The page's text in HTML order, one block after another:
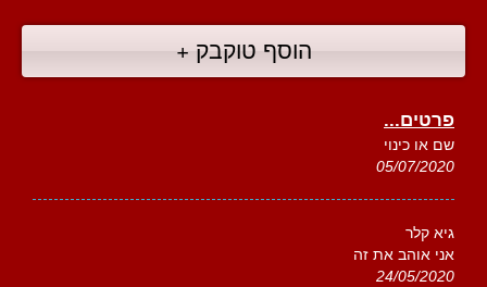
הוסף טוקבק +
פרטים...
שם או כינוי
05/07/2020
גיא קלר
אני אוהב את זה
24/05/2020